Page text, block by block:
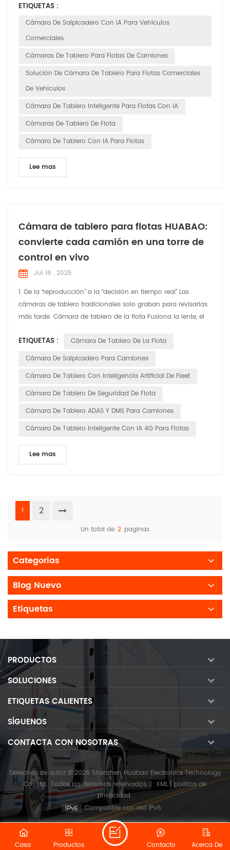
que enfrentan los administradores y operadores de flotas. Por
eso, hemos desarrollado cámaras de tablero con IA de
ETIQUETAS :
Cámara De Salpicadero Con IA Para Vehículos
Comerciales
Cámaras De Tablero Para Flotas De Camiones
Solución De Cámara De Tablero Para Flotas Comerciales
De Vehículos
Cámara De Tablero Inteligente Para Flotas Con IA
Cámaras De Tablero De Flota
Cámara De Tablero Con IA Para Flotas
Lee mas
Cámara de tablero para flotas HUABAO:
convierte cada camión en una torre de
control en vivo
Jul 16 , 2025
1. De la “reproducción” a la “decisión en tiempo real” Las
cámaras de tablero tradicionales solo graban para revisarlas
más tarde. Cámara de tablero de la flota Fusiona la lente, el
una única señal de "cabina en vivo". Los despachadores
viajan en el asiento del copiloto desde la oficina; los
ETIQUETAS :
Cámara De Tablero De La Flota
Cámara De Salpicadero Para Camiones
Cámara De Tablero Con Inteligencia Artificial De Fleet
Cámara De Tablero De Seguridad De Flota
Cámara De Tablero ADAS Y DMS Para Camiones
Cámara De Tablero Inteligente Con IA 4G Para Flotas
Lee mas
1 2
Un total de 2 paginas
Categorías
Blog Nuevo
Etiquetas
PRODUCTOS
SOLUCIONES
ETIQUETAS CALIENTES
SÍGUENOS
CONTACTA CON NOSOTRAS
Derechos de autor © 2026 Shenzhen Huabao Electronics Technology
Co., Ltd.. Todos los derechos reservados. | XML | política de
privacidad
Compatible con red IPv6
Casa Productos Acerca De
Contacto